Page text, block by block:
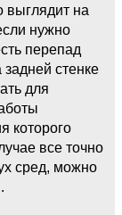
выглядит на
нужно
перепад
стенке
для
которого
все точно
сред, можно